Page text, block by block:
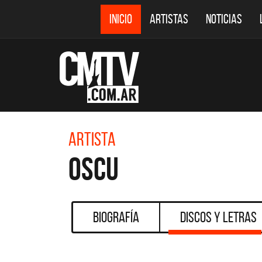
INICIO ARTISTAS NOTICIAS
Artista
Oscu
Biografía Discos y Letras
DESTACADOS